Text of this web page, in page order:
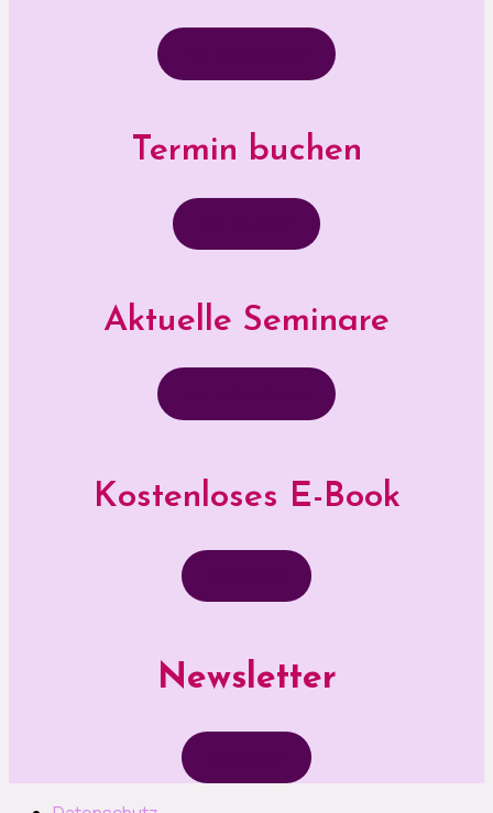
Termin buchen
Aktuelle Seminare
Kostenloses E-Book
Newsletter